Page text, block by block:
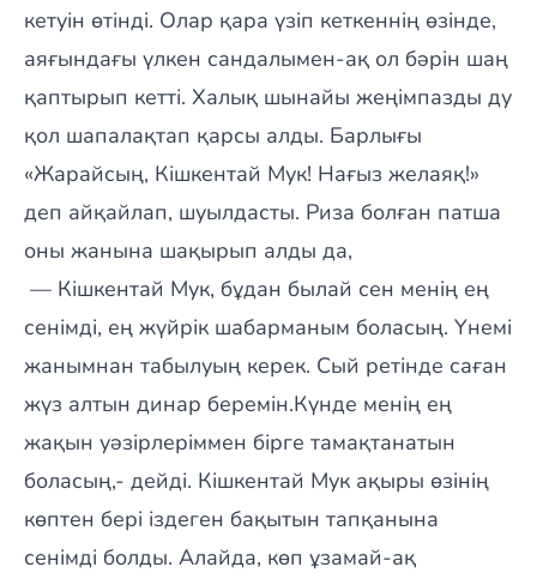
кетуін өтінді. Олар қара үзіп кеткеннің өзінде,
аяғындағы үлкен сандалымен-ақ ол бәрін шаң
қаптырып кетті. Халық шынайы жеңімпазды ду
қол шапалақтап қарсы алды. Барлығы
«Жарайсың, Кішкентай Мук! Нағыз желаяқ!»
деп айқайлап, шуылдасты. Риза болған патша
оны жанына шақырып алды да,
— Кішкентай Мук, бұдан былай сен менің ең
сенімді, ең жүйрік шабарманым боласың. Үнемі
жанымнан табылуың керек. Сый ретінде саған
жүз алтын динар беремін.Күнде менің ең
жақын уәзірлеріммен бірге тамақтанатын
боласың,- дейді. Кішкентай Мук ақыры өзінің
көптен бері іздеген бақытын тапқанына
сенімді болды. Алайда, көп ұзамай-ақ